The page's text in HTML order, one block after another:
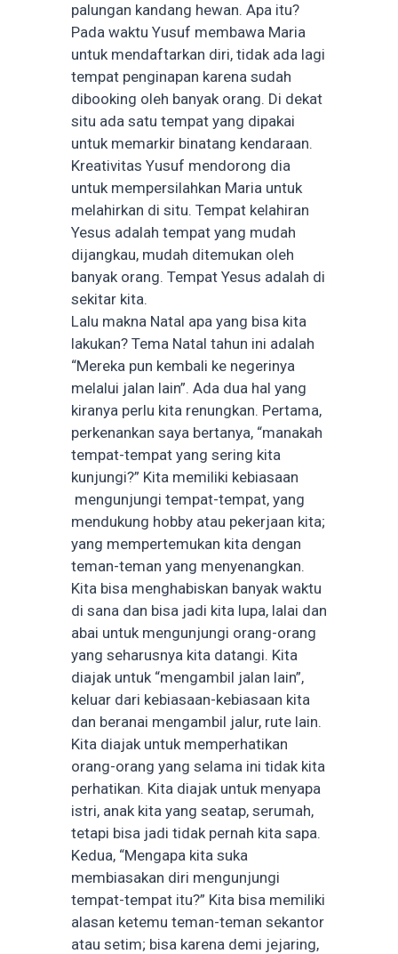
palungan kandang hewan. Apa itu?
Pada waktu Yusuf membawa Maria
untuk mendaftarkan diri, tidak ada lagi
tempat penginapan karena sudah
dibooking oleh banyak orang. Di dekat
situ ada satu tempat yang dipakai
untuk memarkir binatang kendaraan.
Kreativitas Yusuf mendorong dia
untuk mempersilahkan Maria untuk
melahirkan di situ. Tempat kelahiran
Yesus adalah tempat yang mudah
dijangkau, mudah ditemukan oleh
banyak orang. Tempat Yesus adalah di
sekitar kita.
Lalu makna Natal apa yang bisa kita
lakukan? Tema Natal tahun ini adalah
“Mereka pun kembali ke negerinya
melalui jalan lain”. Ada dua hal yang
kiranya perlu kita renungkan. Pertama,
perkenankan saya bertanya, “manakah
tempat-tempat yang sering kita
kunjungi?” Kita memiliki kebiasaan
mengunjungi tempat-tempat, yang
mendukung hobby atau pekerjaan kita;
yang mempertemukan kita dengan
teman-teman yang menyenangkan.
Kita bisa menghabiskan banyak waktu
di sana dan bisa jadi kita lupa, lalai dan
abai untuk mengunjungi orang-orang
yang seharusnya kita datangi. Kita
diajak untuk “mengambil jalan lain”,
keluar dari kebiasaan-kebiasaan kita
dan beranai mengambil jalur, rute lain.
Kita diajak untuk memperhatikan
orang-orang yang selama ini tidak kita
perhatikan. Kita diajak untuk menyapa
istri, anak kita yang seatap, serumah,
tetapi bisa jadi tidak pernah kita sapa.
Kedua, “Mengapa kita suka
membiasakan diri mengunjungi
tempat-tempat itu?” Kita bisa memiliki
alasan ketemu teman-teman sekantor
atau setim; bisa karena demi jejaring,